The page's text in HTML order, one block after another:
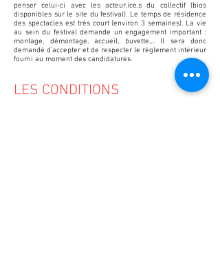
penser celui-ci avec les acteur.ice.s du collectif (bios
disponibles sur le site du festival). Le temps de résidence
des spectacles est très court (environ 3 semaines). La vie
au sein du festival demande un engagement important :
montage, démontage, accueil, buvette,... Il sera donc
demandé d’accepter et de respecter le règlement intérieur
fourni au moment des candidatures.
LES CONDITIONS